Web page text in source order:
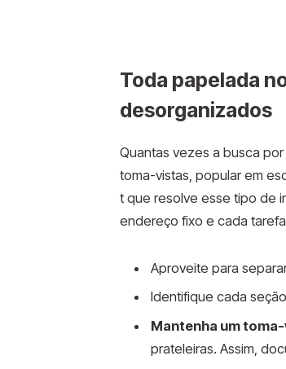
Toda papelada
desorganizados
Quantas vezes a busca
toma-vistas, popular em
t que resolve esse tipo de
endereço fixo e cada
Aproveite para
Identifique cada
Mantenha um
prateleiras. Assim,